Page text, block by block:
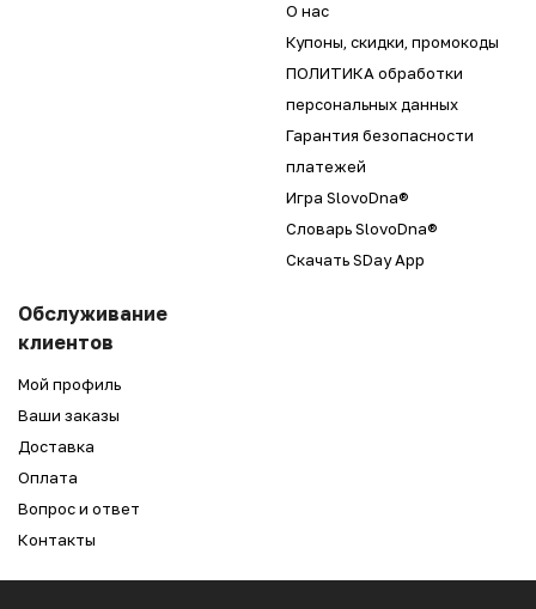
О нас
Купоны, скидки, промокоды
ПОЛИТИКА обработки
персональных данных
Гарантия безопасности
платежей
Игра SlovoDna®
Словарь SlovoDna®
Скачать SDay App
Обслуживание
клиентов
Мой профиль
Ваши заказы
Доставка
Оплата
Вопрос и ответ
Контакты